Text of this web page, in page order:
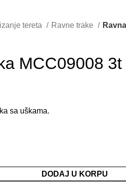
tereta Ravne trake
MCC09008 3t
sa uškama.
DODAJ U KORPU